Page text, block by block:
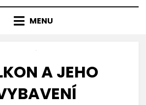
MENU
A JEHO